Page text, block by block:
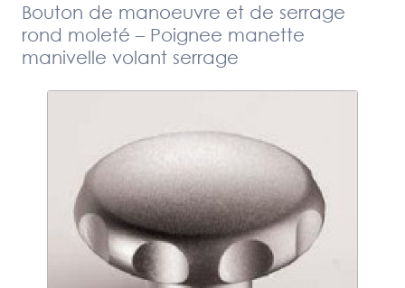
Bouton de manoeuvre et de serrage
rond moleté – Poignee manette
manivelle volant serrage